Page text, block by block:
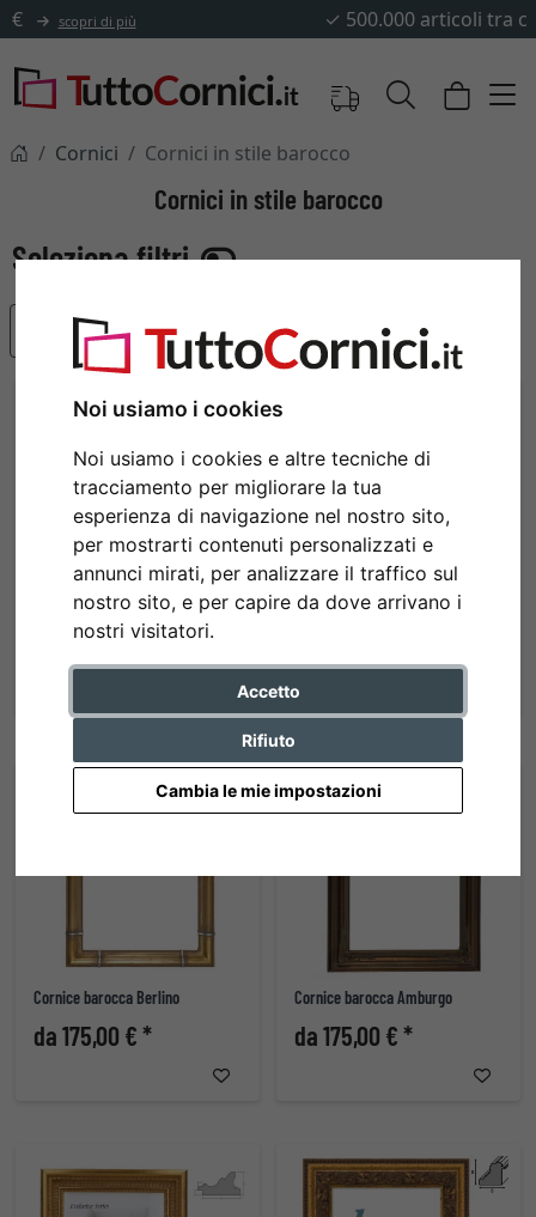
Noi usiamo i cookies
Noi usiamo i cookies e altre tecniche di
tracciamento per migliorare la tua
esperienza di navigazione nel nostro sito,
per mostrarti contenuti personalizzati e
annunci mirati, per analizzare il traffico sul
nostro sito, e per capire da dove arrivano i
nostri visitatori.
Accetto
Rifiuto
Cambia le mie impostazioni
✓500.000 articoli tra cui scegliere
Cornici Cornici in stile barocco
Cornici in stile barocco
Articoli più popolari
Cornice barocca Serena Cornice barocca Salamanca
Cornice barocca Berlino
da 175,00 € *
Cornice barocca Amburgo
da 175,00 € *